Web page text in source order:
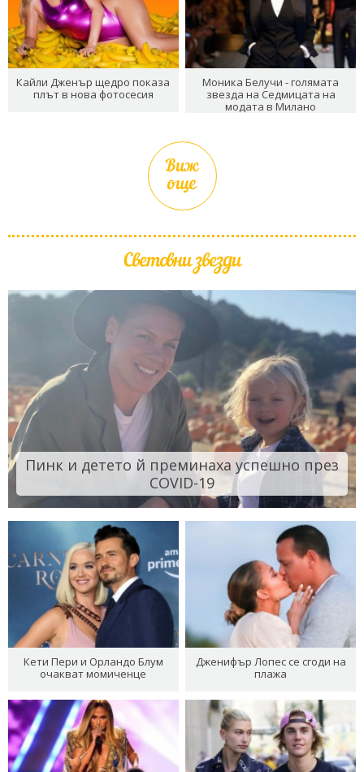
Кайли Дженър щедро показа
плът в нова фотосесия
Моника Белучи - голямата
звезда на Седмицата на
модата в Милано
Виж
още
Световни звезди
Пинк и детето й преминаха успешно през
COVID-19
Кети Пери и Орландо Блум
очакват момиченце
Дженифър Лопес се сгоди на
плажа